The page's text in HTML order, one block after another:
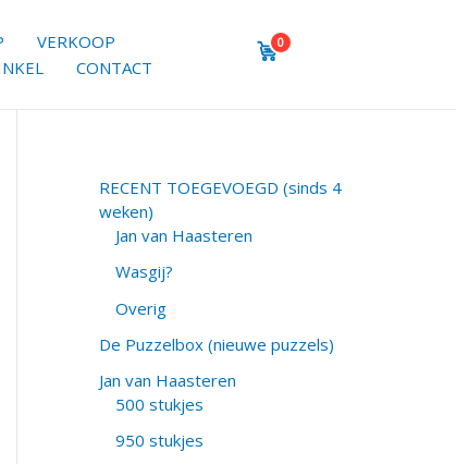
VERKOOP
CONTACT
0
RECENT TOEGEVOEGD (sinds 4
weken)
Jan van Haasteren
Wasgij?
Overig
De Puzzelbox (nieuwe puzzels)
Jan van Haasteren
500 stukjes
950 stukjes